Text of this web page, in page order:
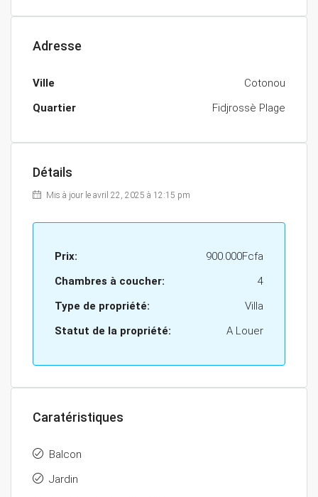
Adresse
Ville
Cotonou
Quartier
Fidjrossè Plage
Détails
Mis à jour le avril 22, 2025 à 12:15 pm
Prix:
900.000Fcfa
Chambres à coucher:
4
Type de propriété:
Villa
Statut de la propriété:
A Louer
Caratéristiques
Balcon
Jardin